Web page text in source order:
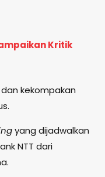
Kritik
kekompakan
yang dijadwalkan
NTT dari